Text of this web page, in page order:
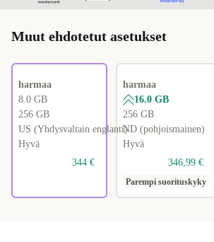
Muut ehdotetut asetukset
harmaa
8.0 GB
256 GB
US (Yhdysvaltain englanti)
Hyvä
344 €
harmaa
16.0 GB
256 GB
ND (pohjoismainen)
Hyvä
346,99 €
Parempi suorituskyky